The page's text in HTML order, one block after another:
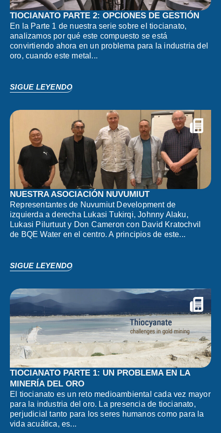
TIOCIANATO PARTE 2: OPCIONES DE GESTIÓN
En la Parte 1 de nuestra serie sobre el tiocianato,
analizamos por qué este compuesto se está
convirtiendo ahora en un problema para la industria del
oro, cuando este metal...
SIGUE LEYENDO
NUESTRA ASOCIACIÓN NUVUMIUT
Representantes de Nuvumiut Development de
izquierda a derecha Lukasi Tukirqi, Johnny Alaku,
Lukasi Pilurtuut y Don Cameron con David Kratochvil
de BQE Water en el centro. A principios de este...
SIGUE LEYENDO
TIOCIANATO PARTE 1: UN PROBLEMA EN LA
MINERÍA DEL ORO
El tiocianato es un reto medioambiental cada vez mayor
para la industria del oro. La presencia de tiocianato,
perjudicial tanto para los seres humanos como para la
vida acuática, es...